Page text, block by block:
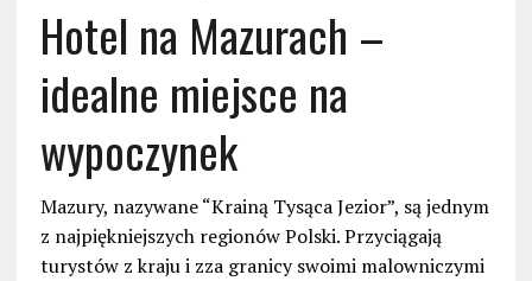
Hotel na Mazurach –
idealne miejsce na
wypoczynek
Mazury, nazywane “Krainą Tysąca Jezior”, są jednym
z najpiękniejszych regionów Polski. Przyciągają
turystów z kraju i zza granicy swoimi malowniczymi